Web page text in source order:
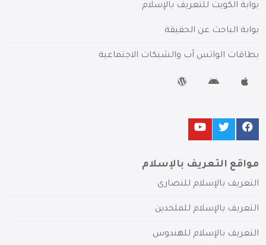
بوابة الكويت للتعريف بالإسلام
بوابة الباحث عن الحقيقة
بطاقات الواتس آب والشبكات الاجتماعية
مواقع التعريف بالإسلام
التعريف بالإسلام للنصارى
التعريف بالإسلام للملحدين
التعريف بالإسلام للهندوس